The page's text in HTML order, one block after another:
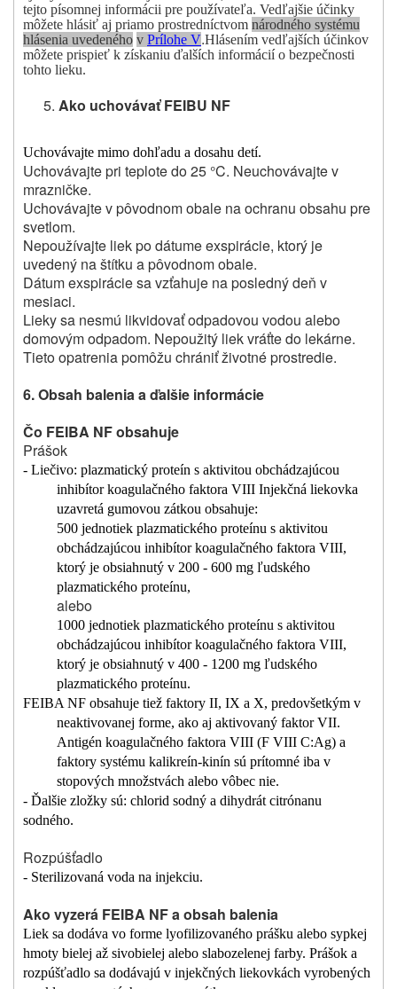
tejto písomnej informácii pre používateľa. Vedľajšie účinky
môžete hlásiť aj priamo prostredníctvom národného systému
hlásenia uvedeného v Prílohe V.Hlásením vedľajších účinkov
môžete prispieť k získaniu ďalších informácií o bezpečnosti
tohto lieku.
Ako uchovávať FEIBU NF
Uchovávajte mimo dohľadu a dosahu detí.
Uchovávajte pri teplote do 25 °C. Neuchovávajte v
mrazničke.
Uchovávajte v pôvodnom obale na ochranu obsahu pre
svetlom.
Nepoužívajte liek po dátume exspirácie, ktorý je
uvedený na štítku a pôvodnom obale.
Dátum exspirácie sa vzťahuje na posledný deň v
mesiaci.
Lieky sa nesmú likvidovať odpadovou vodou alebo
domovým odpadom. Nepoužitý liek vráťte do lekárne.
Tieto opatrenia pomôžu chrániť životné prostredie.
6. Obsah balenia a ďalšie informácie
Čo FEIBA NF obsahuje
Prášok
- Liečivo: plazmatický proteín s aktivitou obchádzajúcou
inhibítor koagulačného faktora VIII Injekčná liekovka
uzavretá gumovou zátkou obsahuje:
500 jednotiek plazmatického proteínu s aktivitou
obchádzajúcou inhibítor koagulačného faktora VIII,
ktorý je obsiahnutý v 200 ‑ 600 mg ľudského
plazmatického proteínu,
alebo
1000 jednotiek plazmatického proteínu s aktivitou
obchádzajúcou inhibítor koagulačného faktora VIII,
ktorý je obsiahnutý v 400 ‑ 1200 mg ľudského
plazmatického proteínu.
FEIBA NF obsahuje tiež faktory II, IX a X, predovšetkým v
neaktivovanej forme, ako aj aktivovaný faktor VII.
Antigén koagulačného faktora VIII (F VIII C:Ag) a
faktory systému kalikreín-kinín sú prítomné iba v
stopových množstvách alebo vôbec nie.
- Ďalšie zložky sú: chlorid sodný a dihydrát citrónanu
sodného.
Rozpúšťadlo
- Sterilizovaná voda na injekciu.
Ako vyzerá FEIBA NF a obsah balenia
Liek sa dodáva vo forme lyofilizovaného prášku alebo sypkej
hmoty bielej až sivobielej alebo slabozelenej farby. Prášok a
rozpúšťadlo sa dodávajú v injekčných liekovkách vyrobených